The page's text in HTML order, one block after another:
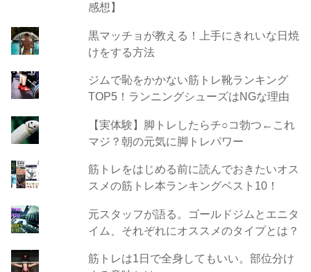
感想】
黒マッチョが教える！上手にきれいな日焼
けをする方法
ジムで恥をかかない筋トレ靴ランキング
TOP5！ランニングシューズはNGな理由
【実体験】脚トレしたらチ○コ勃つ←これ
マジ？朝の元気に脚トレパワー
筋トレをはじめる前に読んでおきたいオス
スメの筋トレ本ランキングベスト10！
元スタッフが語る。ゴールドジムとエニタ
イム、それぞれにオススメのタイプとは？
筋トレは1日で全身してもいい。部位分け